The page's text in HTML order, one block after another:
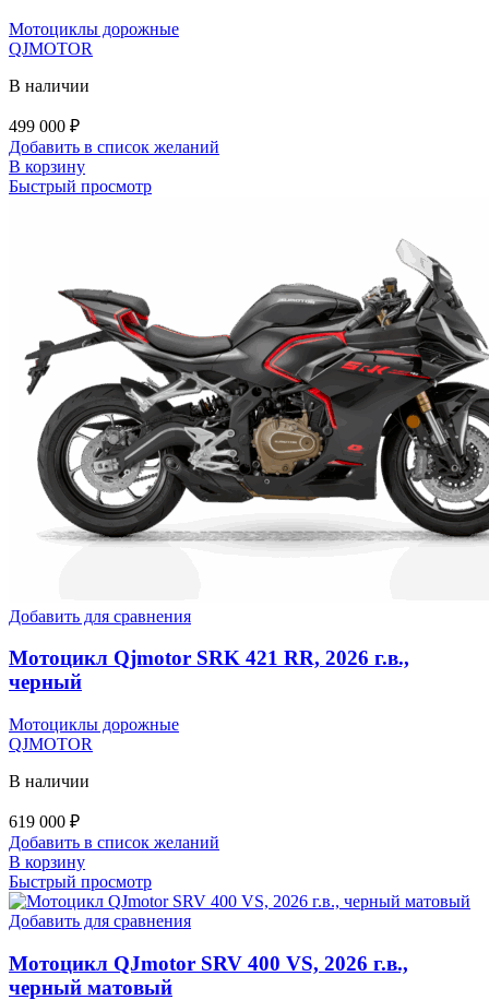
Мотоциклы дорожные
QJMOTOR
В наличии
499 000 ₽
Добавить в список желаний
В корзину
Быстрый просмотр
Добавить для сравнения
Мотоцикл Qjmotor SRK 421 RR, 2026 г.в.,
черный
Мотоциклы дорожные
QJMOTOR
В наличии
619 000 ₽
Добавить в список желаний
В корзину
Быстрый просмотр
Добавить для сравнения
Мотоцикл QJmotor SRV 400 VS, 2026 г.в.,
черный матовый